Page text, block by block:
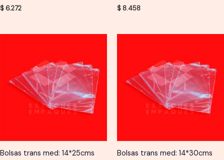
$ 6.272 $ 8.458
Bolsas trans med: 14*25cms Bolsas trans med: 14*30cms